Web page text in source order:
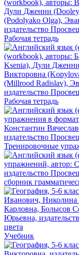
Рабочая тетрадь
Рабочая тетрадь
Тренировочные
сборник
Учебник